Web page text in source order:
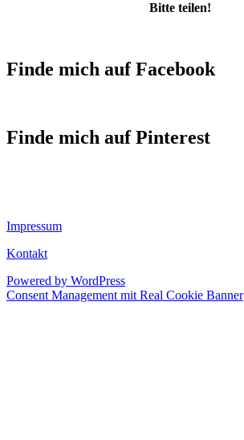
Bitte teilen!
Finde mich auf Facebook
Finde mich auf Pinterest
Impressum
Kontakt
Powered by WordPress
Consent Management mit Real Cookie Banner